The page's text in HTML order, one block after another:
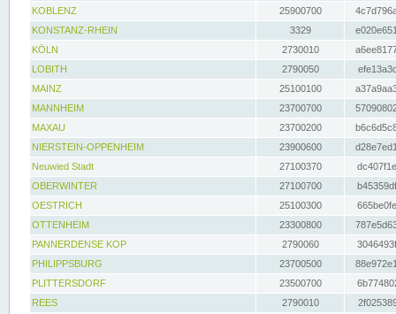
KOBLENZ
25900700
KONSTANZ-RHEIN
3329
KÖLN
2730010
LOBITH
2790050
MAINZ
25100100
MANNHEIM
23700700
MAXAU
23700200
NIERSTEIN-OPPENHEIM
23900600
Neuwied Stadt
27100370
OBERWINTER
27100700
OESTRICH
25100300
OTTENHEIM
23300800
PANNERDENSE KOP
2790060
PHILIPPSBURG
23700500
PLITTERSDORF
23500700
REES
2790010